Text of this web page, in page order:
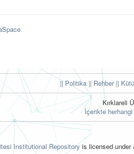
|| Politika || Rehber||
Kırklareli
İçerikte
Institutional Repository is licensed under